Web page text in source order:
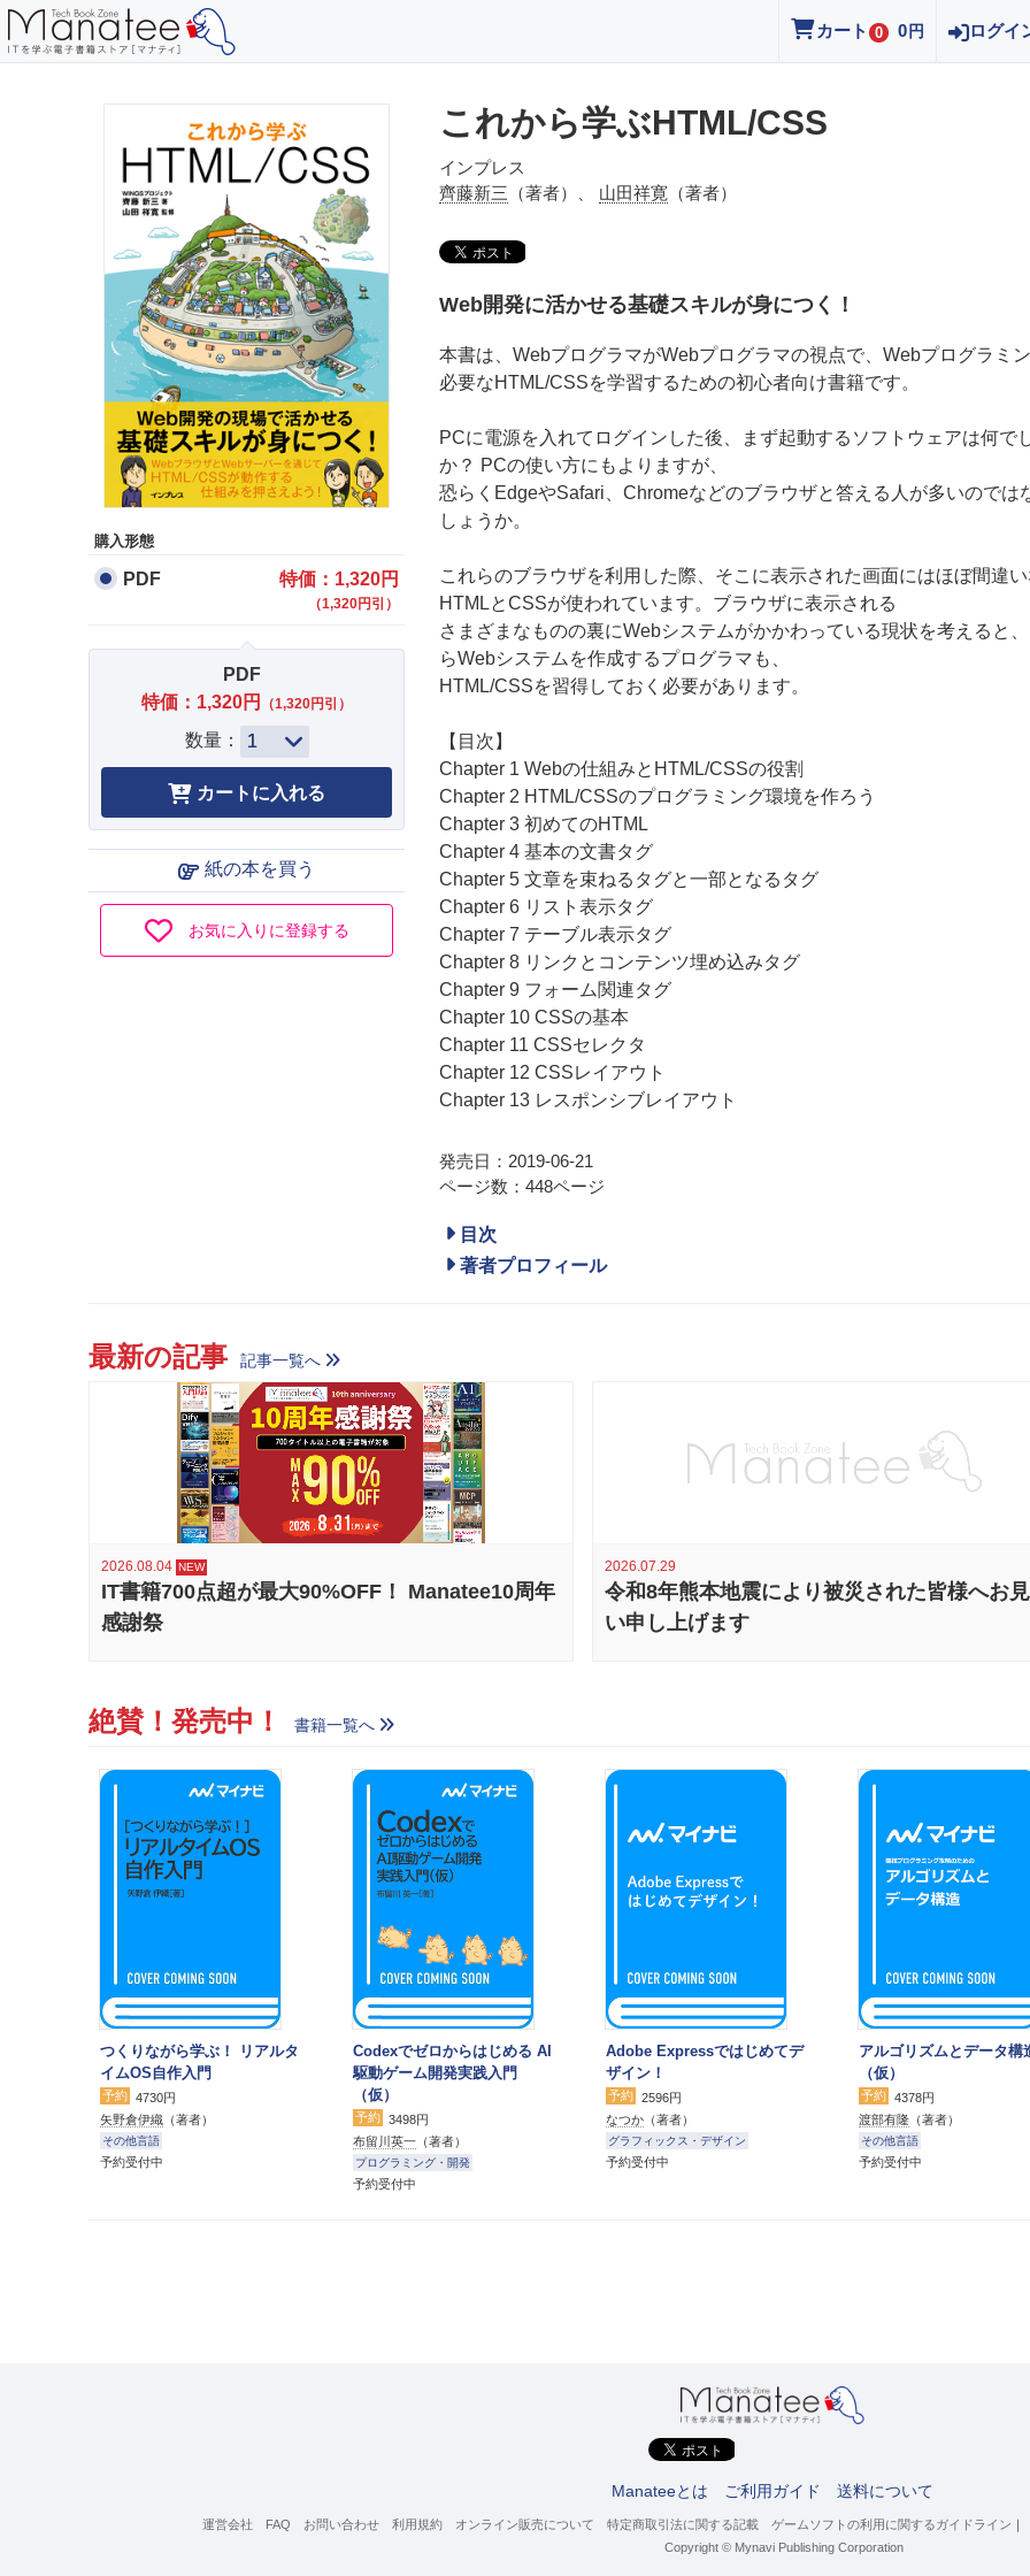
カート 0 0 円 ログイ
購入形態
PDF 特価：1,320円
（1,320円引）
PDF
特価：1,320円
（1,320円引）
数量：
紙の本を買う
お気に入りに登録する
これから学ぶHTML/CSS
インプレス
齊藤新三 （著者）、 山田祥寛 （著者）
Web開発に活かせる基礎スキルが身につく！
本書は、WebプログラマがWebプログラマの視点で、Webプログラミ
必要なHTML/CSSを学習するための初心者向け書籍です。
PCに電源を入れてログインした後、まず起動するソフトウェアは何で
か？ PCの使い方にもよりますが、
恐らくEdgeやSafari、Chromeなどのブラウザと答える人が多いのでは
しょうか。
これらのブラウザを利用した際、そこに表示された画面にはほぼ間違
HTMLとCSSが使われています。ブラウザに表示される
さまざまなものの裏にWebシステムがかかわっている現状を考えると
らWebシステムを作成するプログラマも、
HTML/CSSを習得しておく必要があります。
【目次】
Chapter 1 Webの仕組みとHTML/CSSの役割
Chapter 2 HTML/CSSのプログラミング環境を作ろう
Chapter 3 初めてのHTML
Chapter 4 基本の文書タグ
Chapter 5 文章を束ねるタグと一部となるタグ
Chapter 6 リスト表示タグ
Chapter 7 テーブル表示タグ
Chapter 8 リンクとコンテンツ埋め込みタグ
Chapter 9 フォーム関連タグ
Chapter 10 CSSの基本
Chapter 11 CSSセレクタ
Chapter 12 CSSレイアウト
Chapter 13 レスポンシブレイアウト
発売日：2019-06-21
ページ数：448ページ
目次
著者プロフィール
最新の記事 記事一覧へ
2026.08.04
IT書籍700点超が最大90%OFF！ Manatee10周年
感謝祭
2026.07.29
令和8年熊本地震により被災された皆様へお
い申し上げます
絶賛！発売中！ 書籍一覧へ
つくりながら学ぶ！ リアルタ
イムOS自作入門
予約 4730円
矢野倉伊織 （著者）
その他言語
予約受付中
Codexでゼロからはじめる AI
駆動ゲーム開発実践入門
（仮）
予約 3498円
布留川英一 （著者）
プログラミング・開発
予約受付中
Adobe Expressではじめてデ
ザイン！
予約 2596円
なつか （著者）
グラフィックス・デザイン
予約受付中
アルゴリズムとデータ構
（仮）
予約 4378円
渡部有隆 （著者）
その他言語
予約受付中
Manateeとは ご利用ガイド 送料について
運営会社 FAQ お問い合わせ 利用規約 オンライン販売について 特定商取引法に関する記載 ゲームソフトの利用に関するガイドライン ｜
Copyright © Mynavi Publishing Corporation